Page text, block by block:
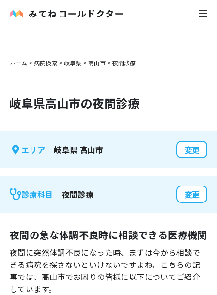
内科
花粉症
感染症
よくあるご質問
ホーム > 病院検索 > 岐阜県 > 高山市 > 夜間診療
岐阜県高山市の夜間診療
エリア 岐阜県 高山市 変更
診療科目 夜間診療 変更
夜間の急な体調不良時に相談できる医療機関
夜間に突然体調不良になった時、まずは今から相談で
きる病院を探さないといけないですよね。こちらの記
事では、 高山市でお困りの皆様に以下についてご紹介
しています。